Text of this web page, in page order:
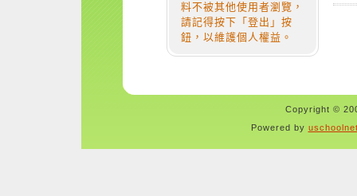
料不被其他使用者瀏覽，
請記得按下「登出」按
鈕，以維護個人權益。
Copyright ©
Powered by